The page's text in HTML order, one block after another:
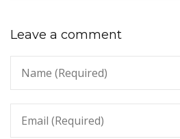
Leave a comment